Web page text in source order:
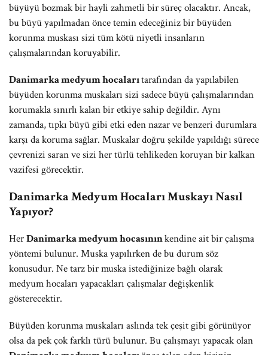
büyüyü bozmak bir hayli zahmetli bir süreç olacaktır. Ancak,
bu büyü yapılmadan önce temin edeceğiniz bir büyüden
korunma muskası sizi tüm kötü niyetli insanların
çalışmalarından koruyabilir.
Danimarka medyum hocalarıtarafından da yapılabilen
büyüden korunma muskaları sizi sadece büyü çalışmalarından
korumakla sınırlı kalan bir etkiye sahip değildir. Aynı
zamanda, tıpkı büyü gibi etki eden nazar ve benzeri durumlara
karşı da koruma sağlar. Muskalar doğru şekilde yapıldığı sürece
çevrenizi saran ve sizi her türlü tehlikeden koruyan bir kalkan
vazifesi görecektir.
Danimarka Medyum Hocaları Muskayı Nasıl
Yapıyor?
HerDanimarka medyum hocasınınkendine ait bir çalışma
yöntemi bulunur. Muska yapılırken de bu durum söz
konusudur. Ne tarz bir muska istediğinize bağlı olarak
medyum hocaları yapacakları çalışmalar değişkenlik
gösterecektir.
Büyüden korunma muskaları aslında tek çeşit gibi görünüyor
olsa da pek çok farklı türü bulunur. Bu çalışmayı yapacak olan